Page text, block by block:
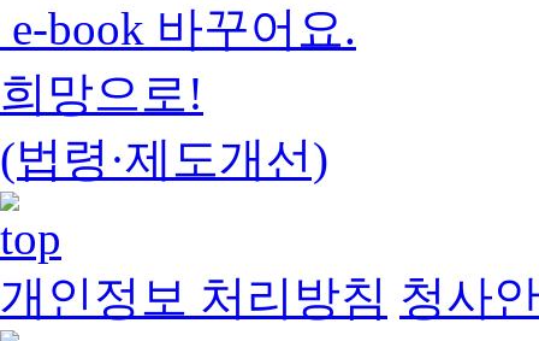
e-book 바꾸어요.
희망으로!
(법령·제도개선)
개인정보 처리방침 청사